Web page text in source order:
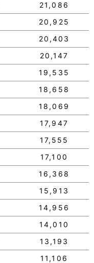
21,086
20,925
20,403
20,147
19,535
18,658
18,069
17,947
17,555
17,100
16,368
15,913
14,956
14,010
13,193
11,106